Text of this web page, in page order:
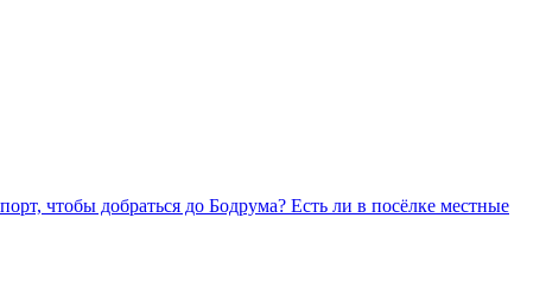
чтобы добраться до Бодрума? Есть ли в посёлке местные